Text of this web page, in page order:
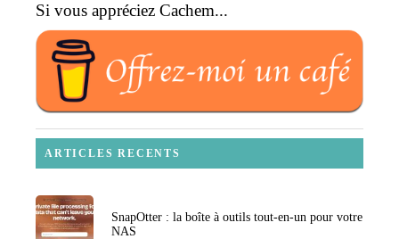
Si vous appréciez Cachem...
ARTICLES RECENTS
SnapOtter : la boîte à outils tout-en-un pour votre
NAS